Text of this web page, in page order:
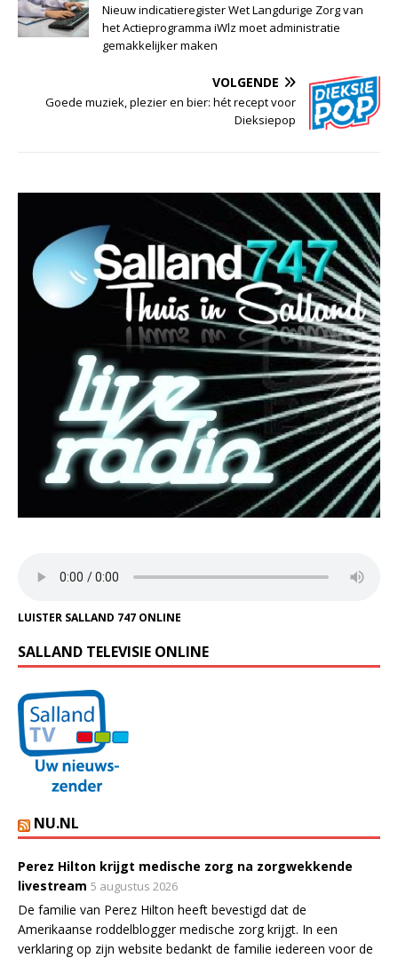
Nieuw indicatieregister Wet Langdurige Zorg van
het Actieprogramma iWlz moet administratie
gemakkelijker maken
VOLGENDE
Goede muziek, plezier en bier: hét recept voor
Dieksiepop
LUISTER SALLAND 747 ONLINE
SALLAND TELEVISIE ONLINE
NU.NL
Perez Hilton krijgt medische zorg na zorgwekkende
livestream 5 augustus 2026
De familie van Perez Hilton heeft bevestigd dat de
Amerikaanse roddelblogger medische zorg krijgt. In een
verklaring op zijn website bedankt de familie iedereen voor de